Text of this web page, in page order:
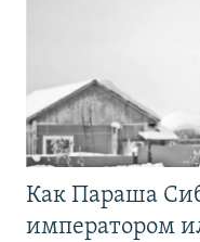
Как Параша
императором